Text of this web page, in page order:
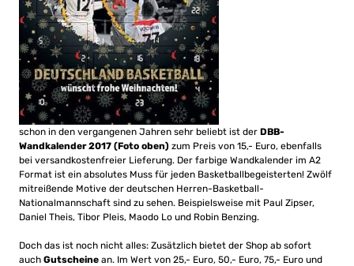
schon in den vergangenen Jahren sehr beliebt ist der DBB-
Wandkalender 2017 (Foto oben) zum Preis von 15,- Euro, ebenfalls
bei versandkostenfreier Lieferung. Der farbige Wandkalender im A2
Format ist ein absolutes Muss für jeden Basketballbegeisterten! Zwölf
mitreißende Motive der deutschen Herren-Basketball-
Nationalmannschaft sind zu sehen. Beispielsweise mit Paul Zipser,
Daniel Theis, Tibor Pleis, Maodo Lo und Robin Benzing.
Doch das ist noch nicht alles: Zusätzlich bietet der Shop ab sofort
auch Gutscheine an. Im Wert von 25,- Euro, 50,- Euro, 75,- Euro und